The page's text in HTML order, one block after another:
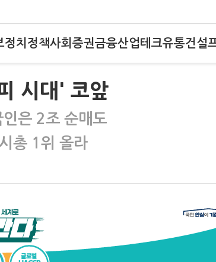
정치 정책사회 증권금융산업테크유통건설
시대' 코앞
은 2조 순매도
총 1위 올라